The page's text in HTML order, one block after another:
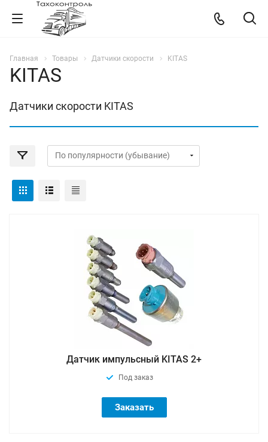
Главная Товары Датчики скорости KITAS
KITAS
Датчики скорости KITAS
Датчик импульсный KITAS 2+
Под заказ
Заказать